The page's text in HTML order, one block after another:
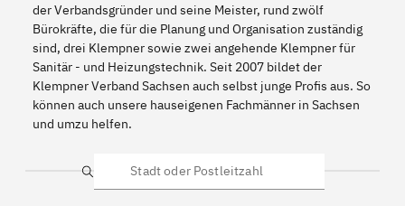
der Verbandsgründer und seine Meister, rund zwölf
Bürokräfte, die für die Planung und Organisation zuständig
sind, drei Klempner sowie zwei angehende Klempner für
Sanitär - und Heizungstechnik. Seit 2007 bildet der
Klempner Verband Sachsen auch selbst junge Profis aus. So
können auch unsere hauseigenen Fachmänner in Sachsen
und umzu helfen.
Suche